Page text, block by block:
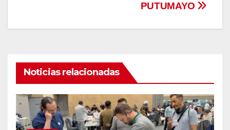
PUTUMAYO
Noticias relacionadas